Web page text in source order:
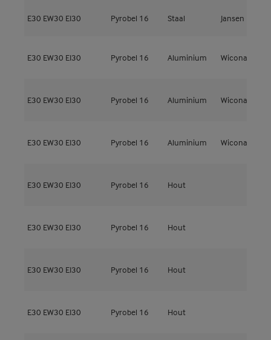
E30 EW30 EI30 Pyrobel 16 Staal Jansen
E30 EW30 EI30 Pyrobel 16 Aluminium Wicona
E30 EW30 EI30 Pyrobel 16 Aluminium Wicona
E30 EW30 EI30 Pyrobel 16 Aluminium Wicona
E30 EW30 EI30 Pyrobel 16 Hout
E30 EW30 EI30 Pyrobel 16 Hout
E30 EW30 EI30 Pyrobel 16 Hout
E30 EW30 EI30 Pyrobel 16 Hout